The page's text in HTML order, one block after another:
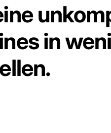
in